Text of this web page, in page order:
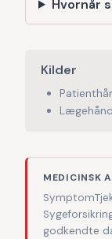
Hvornår
Kilder
MEDICINSK
godkendte